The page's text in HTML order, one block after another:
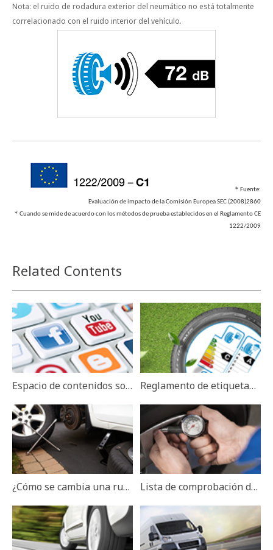
Nota: el ruido de rodadura exterior del neumático no está totalmente
correlacionado con el ruido interior del vehículo.
＊ Fuente:
Evaluación de impacto de la Comisión Europea SEC (2008)2860
＊ Cuando se mide de acuerdo con los métodos de prueba establecidos en el Reglamento CE
1222/2009
Related Contents
Espacio de contenidos sociales Reglamento de etiquetado de neumáticos
¿Cómo se cambia una rueda? Lista de comprobación de los neumáticos